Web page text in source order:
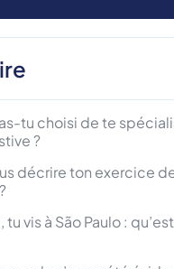
tu choisi de te
?
décrire ton exercice
tu vis à São Paulo :